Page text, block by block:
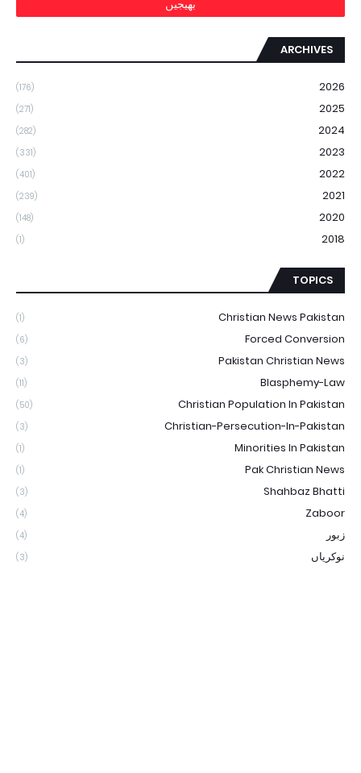
ARCHIVES
2026
(176)
2025
(271)
2024
(282)
2023
(331)
2022
(401)
2021
(239)
2020
(148)
2018
(1)
TOPICS
Christian News Pakistan
(1)
Forced Conversion
(6)
Pakistan Christian News
(3)
Blasphemy-Law
(11)
Christian Population In Pakistan
(50)
Christian-Persecution-In-Pakistan
(3)
Minorities In Pakistan
(1)
Pak Christian News
(1)
Shahbaz Bhatti
(3)
Zaboor
(4)
زبور (4)
نوکریاں (3)